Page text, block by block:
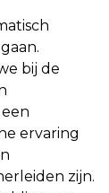
bij de
ervaring
zijn.